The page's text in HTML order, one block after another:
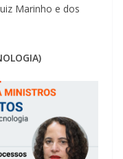
Marinho e dos